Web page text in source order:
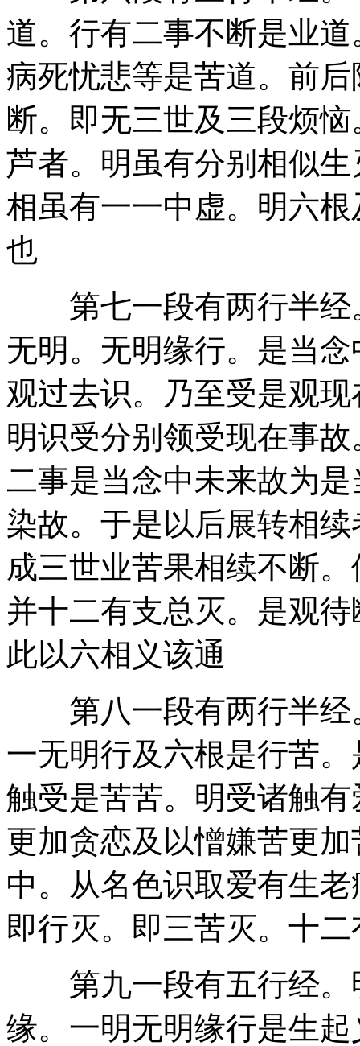
道。行有二事不断是业
病死忧悲等是苦道。前
断。即无三世及三段烦
芦者。明虽有分别相似
相虽有一一中虚。明六
也
第七一段有两行半经
无明。无明缘行。是当
观过去识。乃至受是观
明识受分别领受现在事
二事是当念中未来故为
染故。于是以后展转相
成三世业苦果相续不断
并十二有支总灭。是观
此以六相义该通
第八一段有两行半经
一无明行及六根是行苦
触受是苦苦。明受诸触
更加贪恋及以憎嫌苦更
中。从名色识取爱有生
即行灭。即三苦灭。十二
第九一段有五行经。
缘。一明无明缘行是生